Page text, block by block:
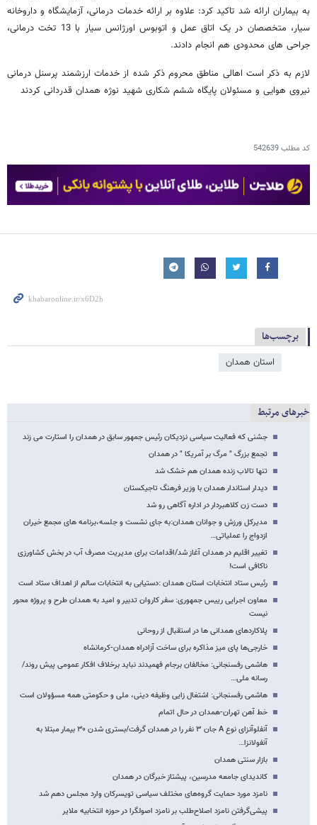
به بیماران ارائه شد تاکید کرد: علاوه بر ارائه خدمات درمانی، آزمایشگاه و داروخانه
سیار، متخصصان در یک اتاق عمل و اتوبوس اورژانس سیار با 13 تخت درمانی،
جراحی های محدودی هم انجام دادند.
لازم به ذکر است اهالی مناطق محروم ذکر شده از خدمات ارزشمند پرسنل درمانی
نیروی هوایی و مسئولان پایگاه ششم شکاری شهید نوژه همدان قدردانی کردند
کد مطلب542639
برچسب‌ها
استان همدان
خبرهای مرتبط
جشنی که فعالیت سیاسی نزدیکان رئیس جمهور سابق در همدان را استارت می زند
تجمع بزرگ " مرگ بر آمریکا " در همدان
تنها تالاب زنده همدان هم خشک شد
دیدار استاندار همدان با وزیر فرهنگ تاجیکستان
دست زن کلاهبردار در اداره آگاهی رو شد
مدیرکل ورزش و جوانان همدان:به جای نشست و جلسه،برنامه های مجمع خیران
ازدواج را عملیاتی…
تغییر اقلیم در همدان آغاز شد/اقدامات برای مدیریت مصرف آب در بخش کشاورزی
ناکافی است!
رئیس ستاد انتخابات استان همدان :دستیابی به انتخابات سالم از اهداف ستاد است
معاون اجرایی رییس جمهوری: سفر کاروان تدبیر و امید به همدان طرح و پروژه محور
نیست
پلاکاردهای همدانی ها در استقبال از روحانی
خارجی‌ها پای میز مذاکره برای ساخت آزادراه همدان-کرمانشاه
هاشمی رفسنجانی: مخالفان برجام فهمیدند نباید برخلاف افکار عمومی پیش روند/
رسانه‌ ملی…
هاشمی رفسنجانی: اشتغال زایی وظیفه دینی، ملی و حکومتی همه مسؤولان است
خط آهن تهران-همدان در حال اتمام
آنفلوآنزای نوع A جان ۳ نفر را در همدان گرفت/بستری شدن ۳۰ بیمار مبتلا به
آنفولانزا…
بازار سنتی همدان
کاندیدای جامعه مدرسین، پیشتاز خبرگان در همدان
نامزد مورد حمایت گروه‌های مختلف سیاسی تویسرکان وارد مجلس دهم شد
پیشی‌گرفتن نامزد اصلاح‌طلب بر نامزد اصولگرا در حوزه انتخابیه ملایر